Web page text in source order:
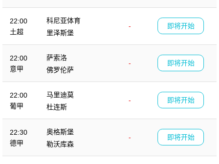
22:00
土超
科尼亚体育
-
里泽斯堡
即将开始
22:00
意甲
萨索洛
-
佛罗伦萨
即将开始
22:00
葡甲
马里迪莫
-
杜连斯
即将开始
22:30
德甲
奥格斯堡
-
勒沃库森
即将开始